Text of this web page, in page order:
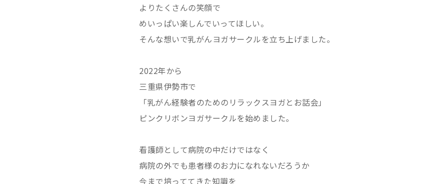
よりたくさんの笑顔で
めいっぱい楽しんでいってほしい。
そんな想いで乳がんヨガサークルを立ち上げました。
2022年から
三重県伊勢市で
「乳がん経験者のためのリラックスヨガとお話会」
ピンクリボンヨガサークルを始めました。
看護師として病院の中だけではなく
病院の外でも患者様のお力になれないだろうか
今まで培っててきた知識を